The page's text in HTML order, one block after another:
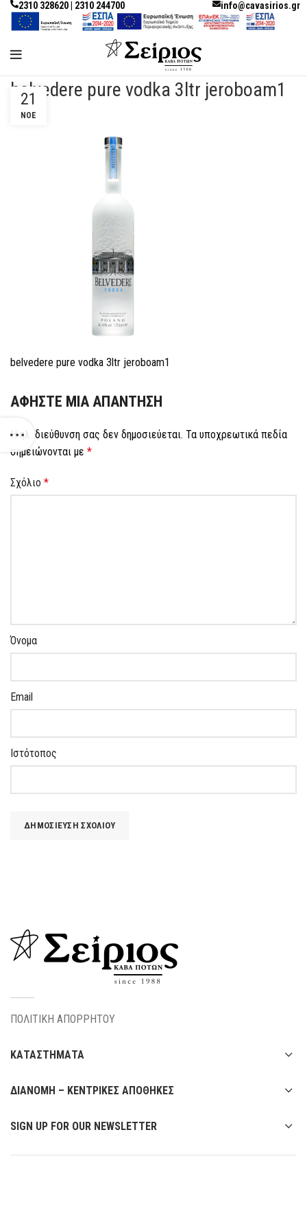
2310 328620 | 2310 244700 info@cavasirios.gr
belvedere pure vodka 3ltr jeroboam1
21
ΝΟΈ
belvedere pure vodka 3ltr jeroboam1
ΑΦΉΣΤΕ ΜΙΑ ΑΠΆΝΤΗΣΗ
Η ηλ. διεύθυνση σας δεν δημοσιεύεται. Τα υποχρεωτικά πεδία
σημειώνονται με *
Σχόλιο *
Όνομα
Email
Ιστότοπος
ΠΟΛΙΤΙΚΗ ΑΠΟΡΡΗΤΟΥ
ΚΑΤΑΣΤΗΜΑΤΑ
ΔΙΑΝΟΜΗ – ΚΕΝΤΡΙΚΕΣ ΑΠΟΘΗΚΕΣ
SIGN UP FOR OUR NEWSLETTER